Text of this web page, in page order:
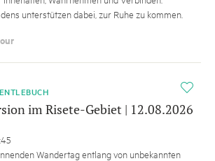
unterstützen dabei, zur Ruhe zu kommen.
i
im Risete-Gebiet | 12.08.2026
Wandertag entlang von unbekannten